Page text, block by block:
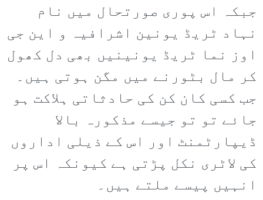
جبکہ اس پوری صورتحال میں نام
نہاد ٹریڈ یونین اشرافیہ و این جی
اوز نما ٹریڈ یونینیں بھی دل کھول
کر مال بٹورنے میں مگن ہوتی ہیں۔
جب کسی کان کن کی حادثاتی ہلاکت ہو
جائے تو تو جیسے مذکورہ بالا
ڈیپارٹمنٹ اور اس کے ذیلی اداروں
کی لاٹری نکل پڑتی ہے کیونکہ اس پر
انہیں پیسے ملتے ہیں۔